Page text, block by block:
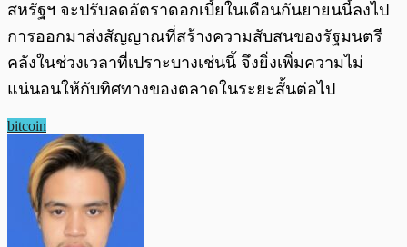
สหรัฐฯ จะปรับลดอัตราดอกเบี้ยในเดือนกันยายนนี้ลงไป
การออกมาส่งสัญญาณที่สร้างความสับสนของรัฐมนตรี
คลังในช่วงเวลาที่เปราะบางเช่นนี้ จึงยิ่งเพิ่มความไม่
แน่นอนให้กับทิศทางของตลาดในระยะสั้นต่อไป
bitcoin